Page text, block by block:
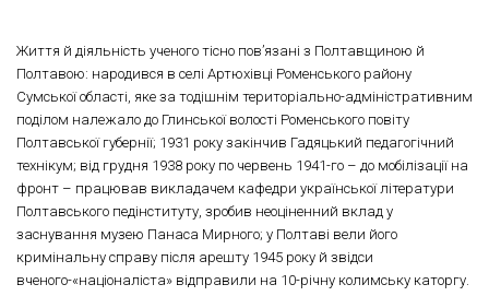
Життя й діяльність ученого тісно пов’язані з Полтавщиною й
Полтавою: народився в селі Артюхівці Роменського району
Сумської області, яке за тодішнім територіально-адміністративним
поділом належало до Глинської волості Роменського повіту
Полтавської губернії; 1931 року закінчив Гадяцький педагогічний
технікум; від грудня 1938 року по червень 1941-го – до мобілізації на
фронт – працював викладачем кафедри української літератури
Полтавського педінституту, зробив неоціненний вклад у
заснування музею Панаса Мирного; у Полтаві вели його
кримінальну справу після арешту 1945 року й звідси
вченого-«націоналіста» відправили на 10-річну колимську каторгу.